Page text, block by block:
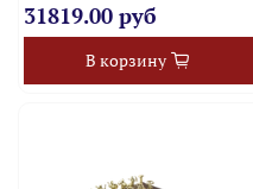
31819.00 руб
В корзину